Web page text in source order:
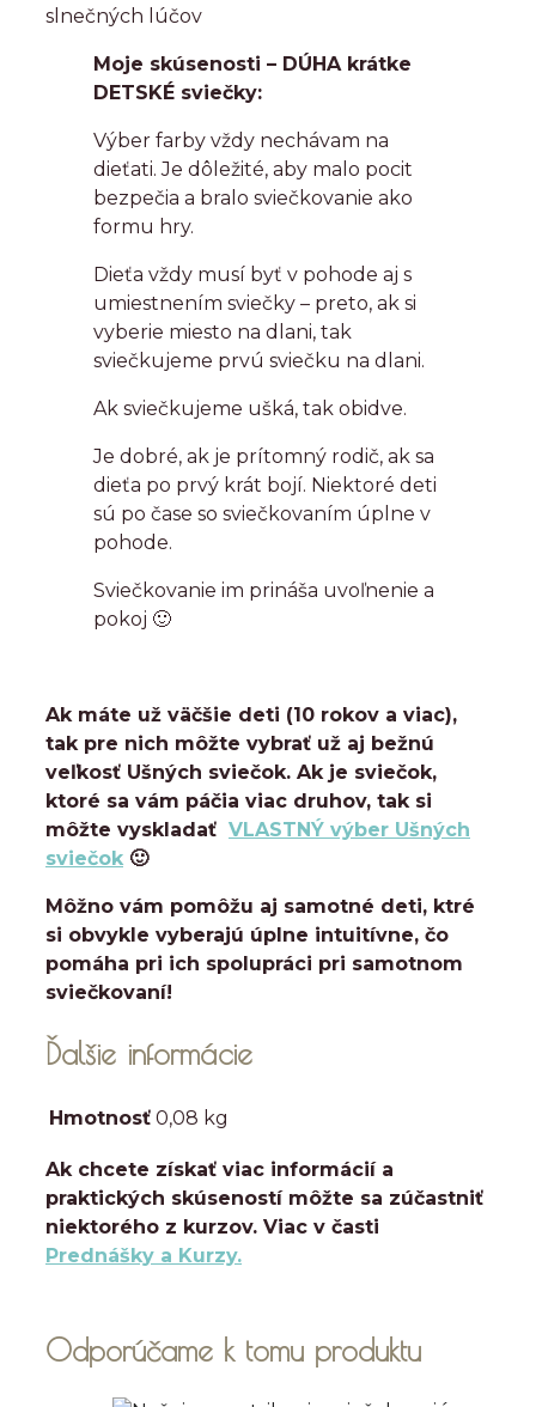
slnečných lúčov
Moje skúsenosti – DÚHA krátke
DETSKÉ sviečky:
Výber farby vždy nechávam na
dieťati. Je dôležité, aby malo pocit
bezpečia a bralo sviečkovanie ako
formu hry.
Dieťa vždy musí byť v pohode aj s
umiestnením sviečky – preto, ak si
vyberie miesto na dlani, tak
sviečkujeme prvú sviečku na dlani.
Ak sviečkujeme ušká, tak obidve.
Je dobré, ak je prítomný rodič, ak sa
dieťa po prvý krát bojí. Niektoré deti
sú po čase so sviečkovaním úplne v
pohode.
Sviečkovanie im prináša uvoľnenie a
pokoj 🙂
Ak máte už väčšie deti (10 rokov a viac),
tak pre nich môžte vybrať už aj bežnú
veľkosť Ušných sviečok. Ak je sviečok,
ktoré sa vám páčia viac druhov, tak si
môžte vyskladať VLASTNÝ výber Ušných
sviečok 🙂
Môžno vám pomôžu aj samotné deti, ktré
si obvykle vyberajú úplne intuitívne, čo
pomáha pri ich spolupráci pri samotnom
sviečkovaní!
Ďalšie informácie
Hmotnosť 0,08 kg
Ak chcete získať viac informácií a
praktických skúseností môžte sa zúčastniť
niektorého z kurzov. Viac v časti
Prednášky a Kurzy.
Odporúčame k tomu produktu